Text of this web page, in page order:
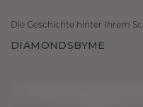
Die Geschichte hinter Ihrem
DIAMONDSBYME